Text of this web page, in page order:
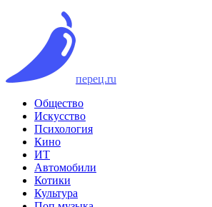
перец.ru
Общество
Искусство
Психология
Кино
ИТ
Автомобили
Котики
Культура